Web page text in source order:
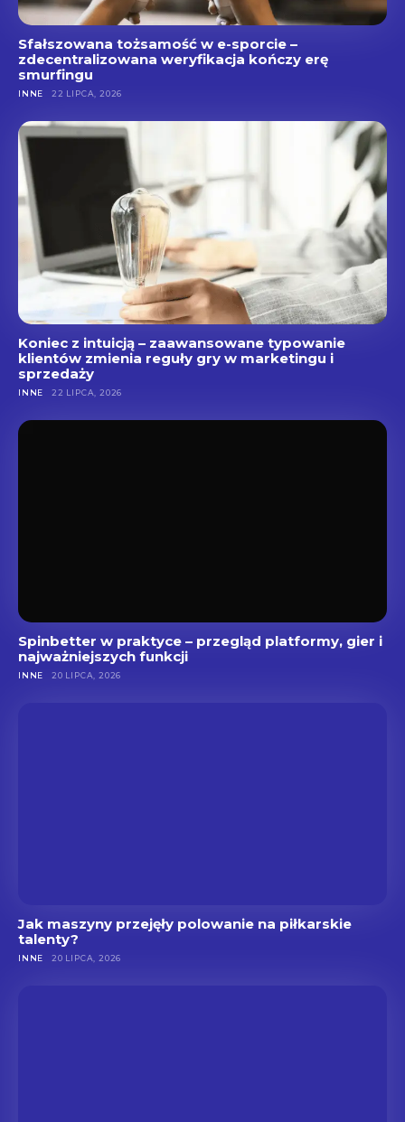
Sfałszowana tożsamość w e-sporcie –
zdecentralizowana weryfikacja kończy erę
smurfingu
INNE 22 LIPCA, 2026
Koniec z intuicją – zaawansowane typowanie
klientów zmienia reguły gry w marketingu i
sprzedaży
INNE 22 LIPCA, 2026
Spinbetter w praktyce – przegląd platformy, gier i
najważniejszych funkcji
INNE 20 LIPCA, 2026
Jak maszyny przejęły polowanie na piłkarskie
talenty?
INNE 20 LIPCA, 2026